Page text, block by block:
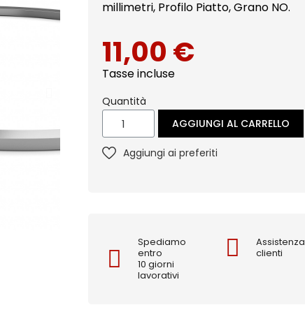
millimetri, Profilo Piatto, Grano NO.
11,00 €
Tasse incluse
Quantità
AGGIUNGI AL CARRELLO
Aggiungi ai preferiti
Spediamo
entro
10 giorni
lavorativi
Assistenza
clienti